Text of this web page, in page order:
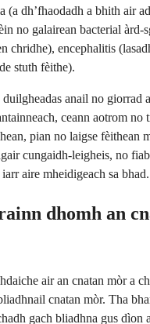
(a dh’fhaodadh a bhith air
no galairean bacterial àrd-
chridhe), encephalitis
stuth fèithe).
anail no giorrad
ceann aotrom no
pian no laigse fèithean
cungaidh-leigheis, no
aire mheidigeach sa bhad.
dhomh an
air an cnatan mòr a
cnatan mòr. Tha
gach bliadhna gus dìon